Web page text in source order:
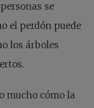
se
el perdón puede
los árboles
mucho cómo la